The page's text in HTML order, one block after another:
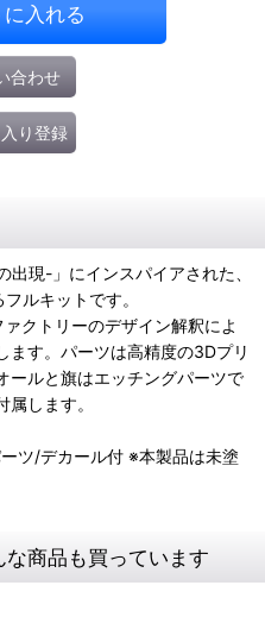
入れる
合わせ
り登録
現-」にインスパイアされた、
ルキットです。
クトリーのデザイン解釈によ
ます。パーツは高精度の3Dプリ
ールと旗はエッチングパーツで
します。
ツ/デカール付 ※本製品は未塗
商品も買っています